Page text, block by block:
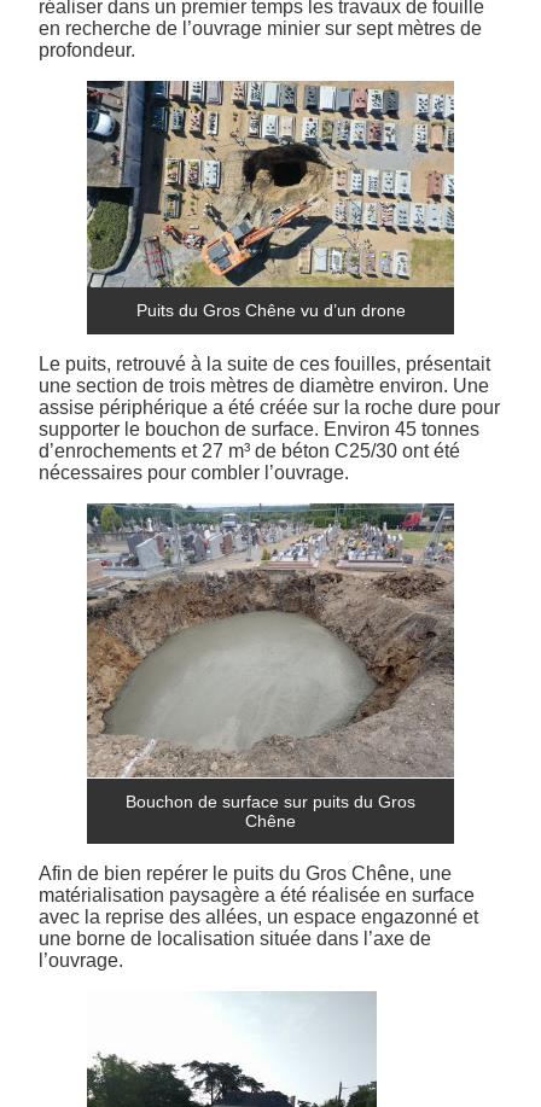
réaliser dans un premier temps les travaux de fouille
en recherche de l’ouvrage minier sur sept mètres de
profondeur.
Puits du Gros Chêne vu d’un drone
Le puits, retrouvé à la suite de ces fouilles, présentait
une section de trois mètres de diamètre environ. Une
assise périphérique a été créée sur la roche dure pour
supporter le bouchon de surface. Environ 45 tonnes
d’enrochements et 27 m³ de béton C25/30 ont été
nécessaires pour combler l’ouvrage.
Bouchon de surface sur puits du Gros
Chêne
Afin de bien repérer le puits du Gros Chêne, une
matérialisation paysagère a été réalisée en surface
avec la reprise des allées, un espace engazonné et
une borne de localisation située dans l’axe de
l’ouvrage.